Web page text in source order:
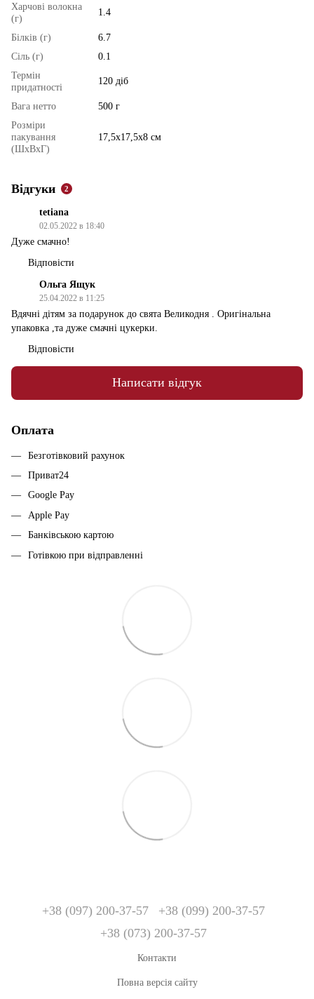
Харчові волокна
(г)
1.4
Білків (г)
6.7
Сіль (г)
0.1
Термін
придатності
120 діб
Вага нетто
500 г
Розміри
пакування
(ШхВхГ)
17,5х17,5х8 см
Відгуки 2
tetiana
02.05.2022 в 18:40
Дуже смачно!
Відповісти
Ольга Ящук
25.04.2022 в 11:25
Вдячні дітям за подарунок до свята Великодня . Оригінальна
упаковка ,та дуже смачні цукерки.
Відповісти
Написати відгук
Оплата
Безготівковий рахунок
Приват24
Google Pay
Apple Pay
Банківською картою
Готівкою при відправленні
+38 (097) 200-37-57
+38 (099) 200-37-57
+38 (073) 200-37-57
Контакти
Повна версія сайту